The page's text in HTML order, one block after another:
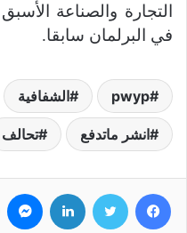
التجارة والصناعة
في البرلمان سابقا.
pwyp الشفافية
انشر ماتدفع تحالف